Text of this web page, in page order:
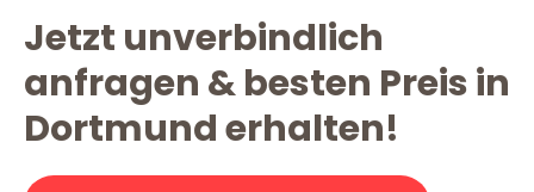
Jetzt unverbindlich
anfragen & besten Preis in
Dortmund erhalten!